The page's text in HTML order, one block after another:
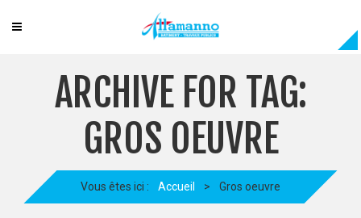
ARCHIVE FOR TAG:
GROS OEUVRE
Vous êtes ici : Accueil > Gros oeuvre